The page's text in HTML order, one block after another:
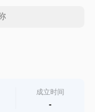
成立时间
-